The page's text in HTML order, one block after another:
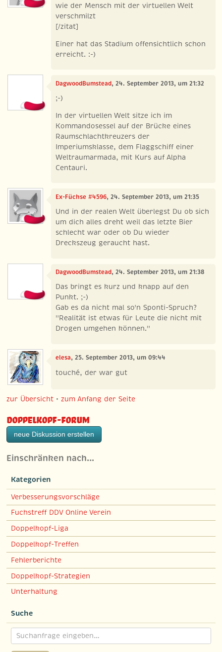
wie der Mensch mit der virtuellen Welt
verschmilzt
[/zitat]
Einer hat das Stadium offensichtlich schon
erreicht. :-)
DagwoodBumstead, 24. September 2013, um 21:32
;-)
In der virtuellen Welt sitze ich im
Kommandosessel auf der Brücke eines
Raumschlachtkreuzers der
Imperiumsklasse, dem Flaggschiff einer
Weltraumarmada, mit Kurs auf Alpha
Centauri.
Ex-Füchse #4596, 24. September 2013, um 21:35
Und in der realen Welt überlegst Du ob sich
um dich alles dreht weil das letzte Bier
schlecht war oder ob Du wieder
Dreckszeug geraucht hast.
DagwoodBumstead, 24. September 2013, um 21:38
Das bringt es kurz und knapp auf den
Punkt. ;-)
Gab es da nicht mal so'n Sponti-Spruch?
"Realität ist etwas für Leute die nicht mit
Drogen umgehen können."
elesa, 25. September 2013, um 09:44
touché, der war gut
zur Übersicht •zum Anfang der Seite
Doppelkopf-Forum
neue Diskussion erstellen
Einschränken nach…
Kategorien
Verbesserungsvorschläge
Fuchstreff DDV Online Verein
Doppelkopf-Liga
Doppelkopf-Treffen
Fehlerberichte
Doppelkopf-Strategien
Unterhaltung
Suche